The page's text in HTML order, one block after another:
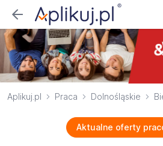
Aplikuj.pl Praca Dolnośląskie
Aktualne oferty